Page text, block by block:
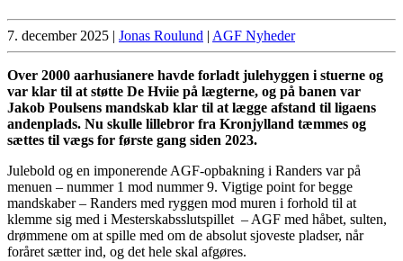
7. december 2025 | Jonas Roulund | AGF Nyheder
Over 2000 aarhusianere havde forladt julehyggen i stuerne og
var klar til at støtte De Hviie på lægterne, og på banen var
Jakob Poulsens mandskab klar til at lægge afstand til ligaens
andenplads. Nu skulle lillebror fra Kronjylland tæmmes og
sættes til vægs for første gang siden 2023.
Julebold og en imponerende AGF-opbakning i Randers var på
menuen – nummer 1 mod nummer 9. Vigtige point for begge
mandskaber – Randers med ryggen mod muren i forhold til at
klemme sig med i Mesterskabsslutspillet – AGF med håbet, sulten,
drømmene om at spille med om de absolut sjoveste pladser, når
foråret sætter ind, og det hele skal afgøres.